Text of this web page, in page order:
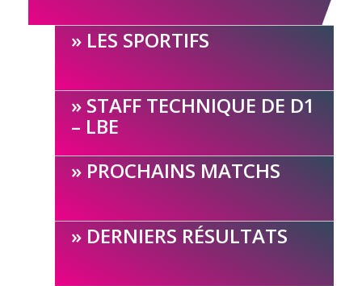
LES SPORTIFS
STAFF TECHNIQUE DE D1
– LBE
PROCHAINS MATCHS
DERNIERS RÉSULTATS